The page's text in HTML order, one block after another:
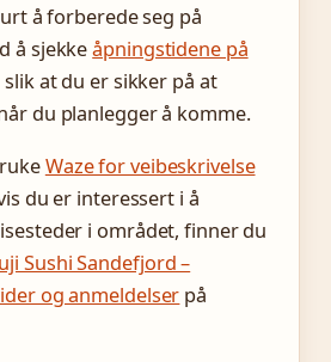
å forberede seg på
å sjekkeåpningstidene på
slik at du er sikker på at
du planlegger å komme.
Waze for veibeskrivelse
du er interessert i å
i området, finner du
Sushi Sandefjord –
og anmeldelser på